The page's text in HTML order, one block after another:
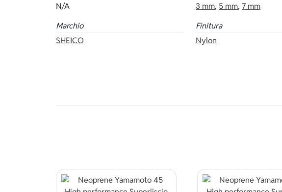
N/A
3 mm, 5 mm, 7 mm
Marchio
SHEICO
Finitura
Nylon